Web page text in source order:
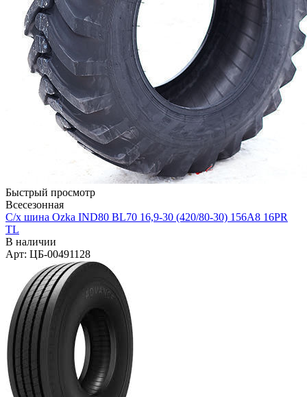
Быстрый просмотр
Всесезонная
С/х шина Ozka IND80 BL70 16,9-30 (420/80-30) 156A8 16PR
ТL
В наличии
Арт: ЦБ-00491128